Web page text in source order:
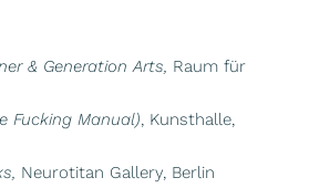
& Generation Arts, Raum für
Fucking Manual), Kunsthalle,
Neurotitan Gallery, Berlin